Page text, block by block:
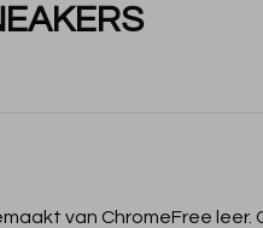
van ChromeFree leer.